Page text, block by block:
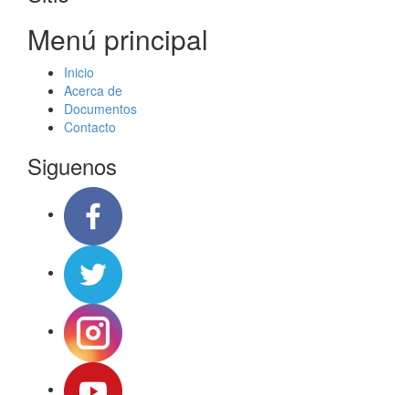
Menú principal
Inicio
Acerca de
Documentos
Contacto
Siguenos